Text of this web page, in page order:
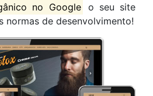
no Google
o seu site
normas de desenvolvimento!